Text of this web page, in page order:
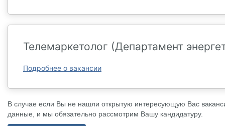
Телемаркетолог (Департамент
Подробнее о вакансии
В случае если Вы не нашли открытую интересующую Вас
данные, и мы обязательно рассмотрим Вашу кандидатуру.